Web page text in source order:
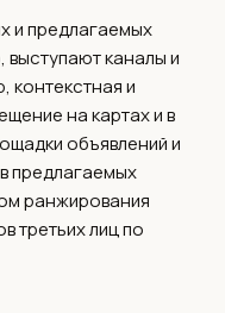
и предлагаемых
каналы и
контекстная и
на картах и в
объявлений и
предлагаемых
ранжирования
третьих лиц по